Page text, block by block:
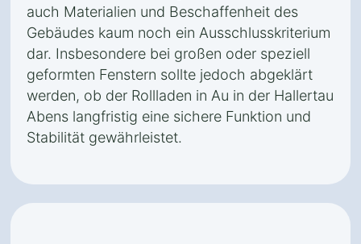
auch Materialien und Beschaffenheit des
Gebäudes kaum noch ein Ausschlusskriterium
dar. Insbesondere bei großen oder speziell
geformten Fenstern sollte jedoch abgeklärt
werden, ob der Rollladen in Au in der Hallertau
Abens langfristig eine sichere Funktion und
Stabilität gewährleistet.